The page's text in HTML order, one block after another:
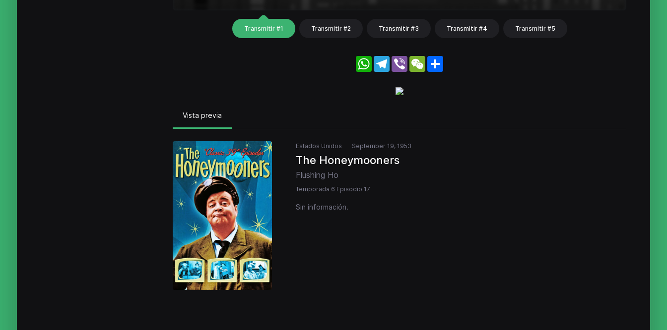
Transmitir #1 Transmitir #2 Transmitir #3 Transmitir #4 Transmitir #5
WhatsApp
Telegram
Viber WeChat
Vista previa
Estados Unidos September 19, 1953
The Honeymooners
Flushing Ho
Temporada 6 Episodio 17
Sin información.